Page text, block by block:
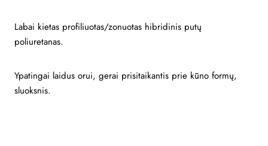
Labai kietas profiliuotas/zonuotas hibridinis putų
poliuretanas.
Ypatingai laidus orui, gerai prisitaikantis prie kūno formų,
sluoksnis.